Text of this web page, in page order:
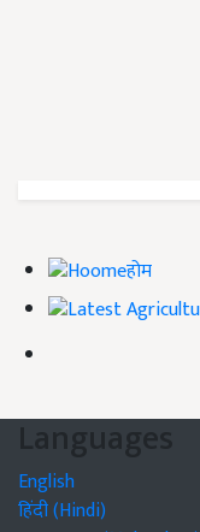
होम
Languages
English
हिंदी (Hindi)